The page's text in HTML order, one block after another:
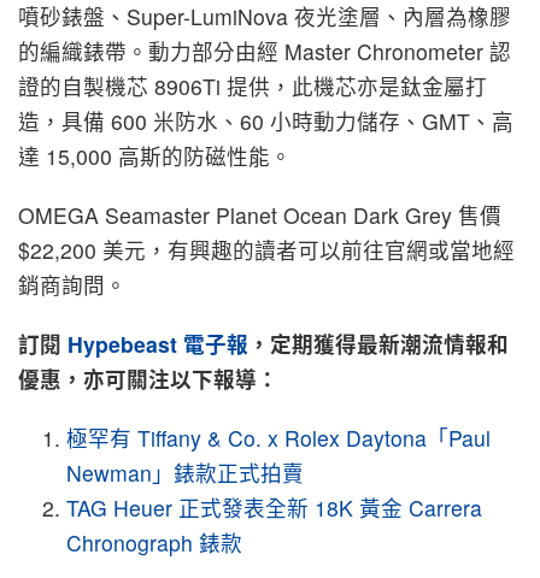
噴砂錶盤、Super-LumiNova 夜光塗層、內層為橡膠
的編織錶帶。動力部分由經 Master Chronometer 認
證的自製機芯 8906Ti 提供，此機芯亦是鈦金屬打
造，具備 600 米防水、60 小時動力儲存、GMT、高
達 15,000 高斯的防磁性能。
OMEGA Seamaster Planet Ocean Dark Grey 售價
$22,200 美元，有興趣的讀者可以前往官網或當地經
銷商詢問。
訂閱 Hypebeast 電子報 ，定期獲得最新潮流情報和
優惠，亦可關注以下報導：
極罕有 Tiffany & Co. x Rolex Daytona「Paul
Newman」錶款正式拍賣
TAG Heuer 正式發表全新 18K 黃金 Carrera
Chronograph 錶款